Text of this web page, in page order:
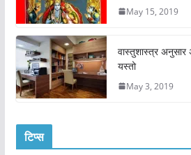
May 15, 2019
वास्तुशास्त्र अनुसार
यस्तो
May 3, 2019
टिप्स